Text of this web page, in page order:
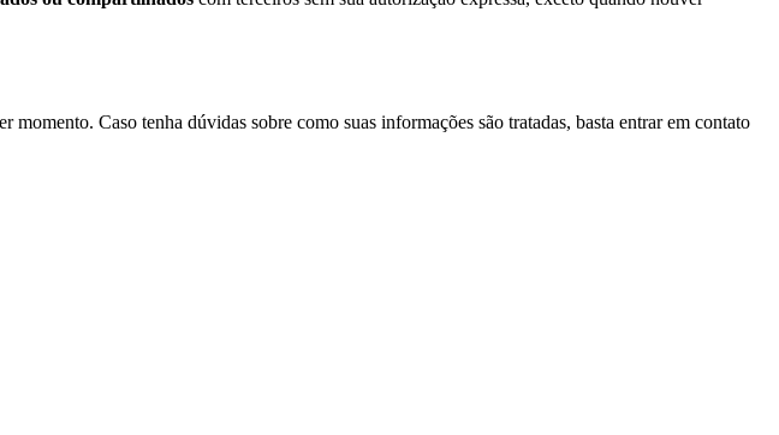
Caso tenha dúvidas sobre como suas informações são tratadas, basta entrar em contato